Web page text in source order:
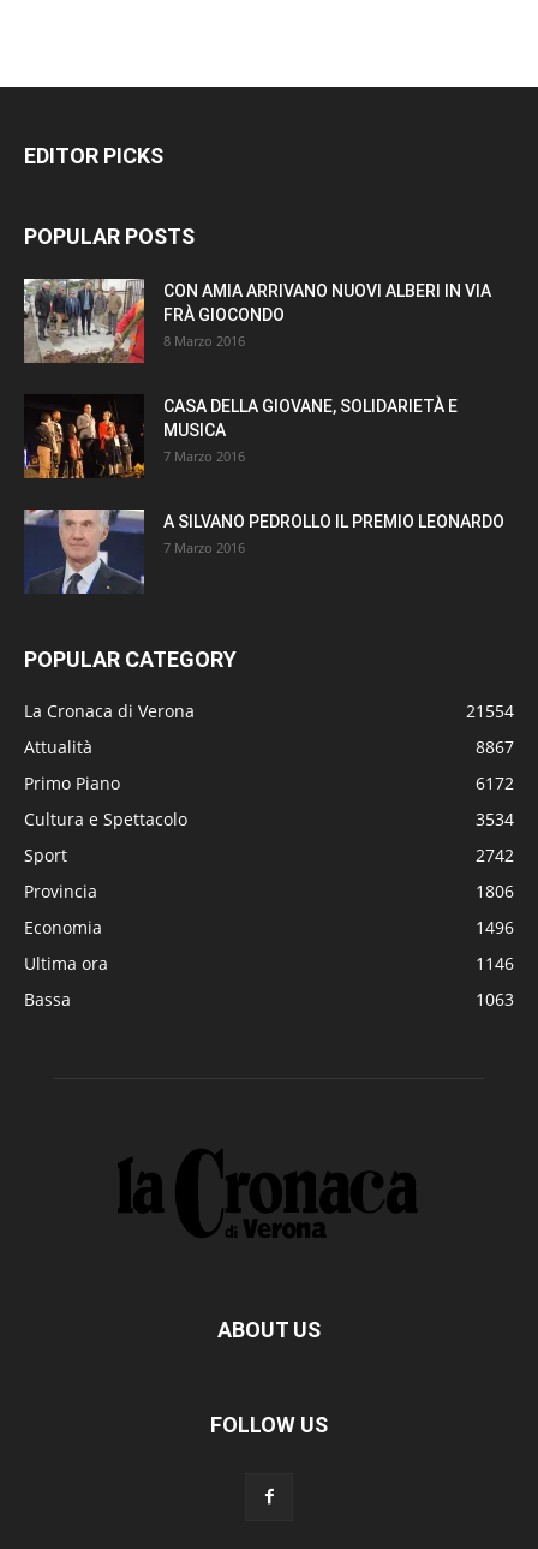
EDITOR PICKS
POPULAR POSTS
CON AMIA ARRIVANO NUOVI ALBERI IN VIA
FRÀ GIOCONDO
8 Marzo 2016
CASA DELLA GIOVANE, SOLIDARIETÀ E
MUSICA
7 Marzo 2016
A SILVANO PEDROLLO IL PREMIO LEONARDO
7 Marzo 2016
POPULAR CATEGORY
La Cronaca di Verona
21554
Attualità
8867
Primo Piano
6172
Cultura e Spettacolo
3534
Sport
2742
Provincia
1806
Economia
1496
Ultima ora
1146
Bassa
1063
ABOUT US
FOLLOW US